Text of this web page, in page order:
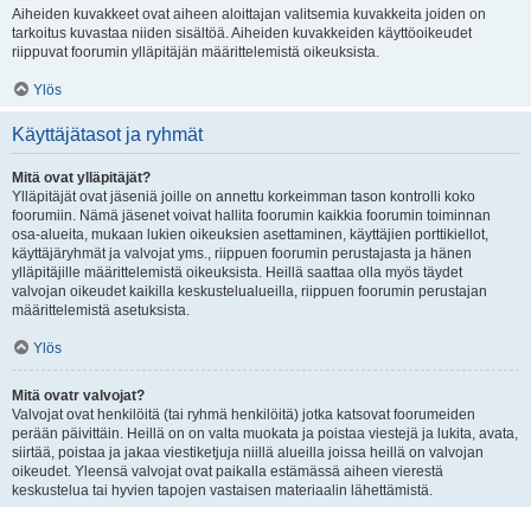
Aiheiden kuvakkeet ovat aiheen aloittajan valitsemia kuvakkeita joiden on
tarkoitus kuvastaa niiden sisältöä. Aiheiden kuvakkeiden käyttöoikeudet
riippuvat foorumin ylläpitäjän määrittelemistä oikeuksista.
Ylös
Käyttäjätasot ja ryhmät
Mitä ovat ylläpitäjät?
Ylläpitäjät ovat jäseniä joille on annettu korkeimman tason kontrolli koko
foorumiin. Nämä jäsenet voivat hallita foorumin kaikkia foorumin toiminnan
osa-alueita, mukaan lukien oikeuksien asettaminen, käyttäjien porttikiellot,
käyttäjäryhmät ja valvojat yms., riippuen foorumin perustajasta ja hänen
ylläpitäjille määrittelemistä oikeuksista. Heillä saattaa olla myös täydet
valvojan oikeudet kaikilla keskustelualueilla, riippuen foorumin perustajan
määrittelemistä asetuksista.
Ylös
Mitä ovatr valvojat?
Valvojat ovat henkilöitä (tai ryhmä henkilöitä) jotka katsovat foorumeiden
perään päivittäin. Heillä on on valta muokata ja poistaa viestejä ja lukita, avata,
siirtää, poistaa ja jakaa viestiketjuja niillä alueilla joissa heillä on valvojan
oikeudet. Yleensä valvojat ovat paikalla estämässä aiheen vierestä
keskustelua tai hyvien tapojen vastaisen materiaalin lähettämistä.